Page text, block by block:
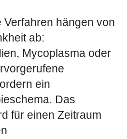
hängen von
ab:
Mycoplasma oder
ein
Das
für einen Zeitraum